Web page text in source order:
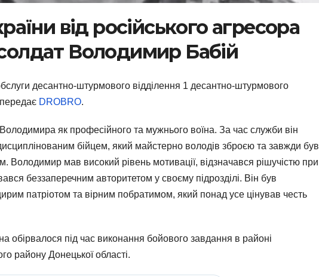
від російського агресора
Володимир Бабій
десантно-штурмового відділення 1 десантно-штурмового
DROBRO.
як професійного та мужнього воїна. За час служби він
бійцем, який майстерно володів зброєю та завжди був
Володимир мав високий рівень мотивації, відзначався рішучістю при
беззаперечним авторитетом у своєму підрозділі. Він був
патріотом та вірним побратимом, який понад усе цінував честь
обірвалося під час виконання бойового завдання в районі
району Донецької області.